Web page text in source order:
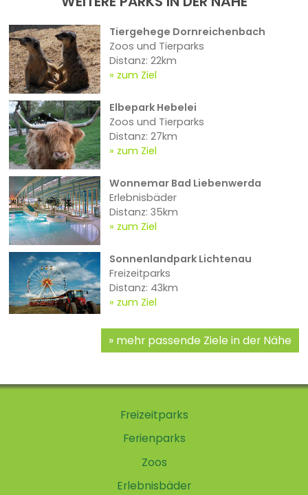
Tiergehege Dornreichenbach
Zoos und Tierparks
Distanz: 22km
zum Ziel
Elbepark Hebelei
Zoos und Tierparks
Distanz: 27km
zum Ziel
Wonnemar Bad Liebenwerda
Erlebnisbäder
Distanz: 35km
zum Ziel
Sonnenlandpark Lichtenau
Freizeitparks
Distanz: 43km
zum Ziel
mehr passende Ziele in der Nähe
Freizeitparks
Ferienparks
Zoos
Erlebnisbäder